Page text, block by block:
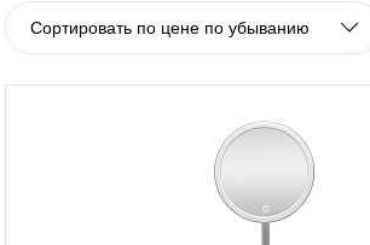
Сортировать по цене по убыванию